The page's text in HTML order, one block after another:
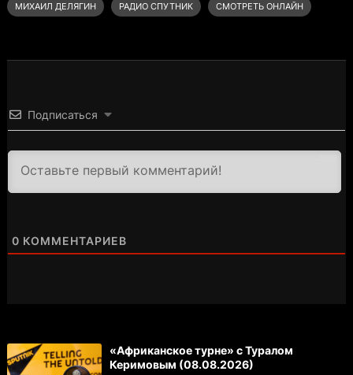
МИХАИЛ ДЕЛЯГИН РАДИО СПУТНИК СМОТРЕТЬ ОНЛАЙН
Подписаться
0 КОММЕНТАРИЕВ
«Африканское турне» с Туралом
Керимовым (08.08.2026)